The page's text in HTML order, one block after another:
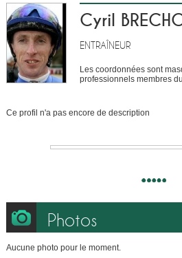
Cyril
ENTRAÎNEUR
Les coordonnées sont
professionnels membres
Ce profil n'a pas encore de description
Photos
Aucune photo pour le moment.